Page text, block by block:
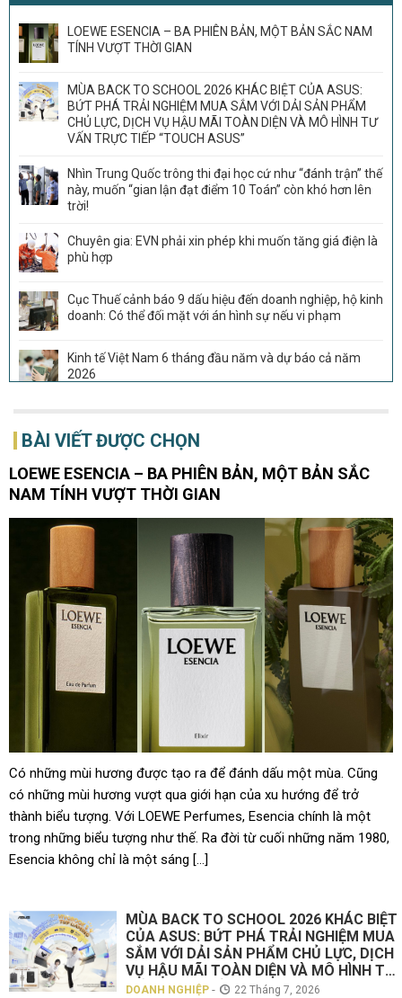
LOEWE ESENCIA – BA PHIÊN BẢN, MỘT BẢN SẮC NAM
TÍNH VƯỢT THỜI GIAN
MÙA BACK TO SCHOOL 2026 KHÁC BIỆT CỦA ASUS:
BỨT PHÁ TRẢI NGHIỆM MUA SẮM VỚI DẢI SẢN PHẨM
CHỦ LỰC, DỊCH VỤ HẬU MÃI TOÀN DIỆN VÀ MÔ HÌNH TƯ
VẤN TRỰC TIẾP “TOUCH ASUS”
Nhìn Trung Quốc trông thi đại học cứ như “đánh trận” thế
này, muốn “gian lận đạt điểm 10 Toán” còn khó hơn lên
trời!
Chuyên gia: EVN phải xin phép khi muốn tăng giá điện là
phù hợp
Cục Thuế cảnh báo 9 dấu hiệu đến doanh nghiệp, hộ kinh
doanh: Có thể đối mặt với án hình sự nếu vi phạm
Kinh tế Việt Nam 6 tháng đầu năm và dự báo cả năm
2026
dự án đường sắt 266.000 tỷ đồng, rút ngắn thời gian từ
Đà Nẵng tới Hội An còn 20 phút
Vượt Trung Quốc, Việt Nam vừa đón tin cực vui tại Mỹ
Đế chế giày 1.100 cửa hàng tại Nhật Bản muốn tiến vào
Lãi vài trăm tỷ mỗi năm nhờ giúp các đại gia săn “vàng
đen” ngoài khơi, DN đội trực thăng lớn nhất Việt Nam còn
sở hữu số cổ phiếu ngân hàng trị giá 16.700 tỷ
BÀI VIẾT ĐƯỢC CHỌN
LOEWE ESENCIA – BA PHIÊN BẢN, MỘT BẢN SẮC
NAM TÍNH VƯỢT THỜI GIAN
Có những mùi hương được tạo ra để đánh dấu một mùa. Cũng
có những mùi hương vượt qua giới hạn của xu hướng để trở
thành biểu tượng. Với LOEWE Perfumes, Esencia chính là một
trong những biểu tượng như thế. Ra đời từ cuối những năm 1980,
Esencia không chỉ là một sáng […]
MÙA BACK TO SCHOOL 2026 KHÁC BIỆT
CỦA ASUS: BỨT PHÁ TRẢI NGHIỆM MUA
SẮM VỚI DẢI SẢN PHẨM CHỦ LỰC, DỊCH
VỤ HẬU MÃI TOÀN DIỆN VÀ MÔ HÌNH TƯ
VẤN TRỰC TIẾP “TOUCH ASUS”
DOANH NGHIỆP - 22 Tháng 7, 2026